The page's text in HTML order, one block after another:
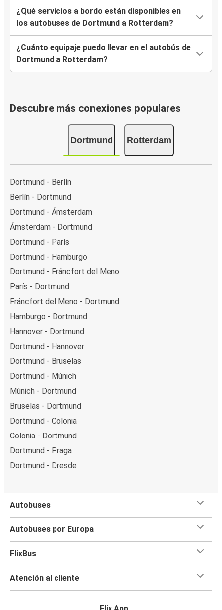
¿Qué servicios a bordo están disponibles en
los autobuses de Dortmund a Rotterdam?
¿Cuánto equipaje puedo llevar en el autobús de
Dortmund a Rotterdam?
Descubre más conexiones populares
Dortmund Rotterdam
Dortmund - Berlín
Berlín - Dortmund
Dortmund - Ámsterdam
Ámsterdam - Dortmund
Dortmund - París
Dortmund - Hamburgo
Dortmund - Fráncfort del Meno
París - Dortmund
Fráncfort del Meno - Dortmund
Hamburgo - Dortmund
Hannover - Dortmund
Dortmund - Hannover
Dortmund - Bruselas
Dortmund - Múnich
Múnich - Dortmund
Bruselas - Dortmund
Dortmund - Colonia
Colonia - Dortmund
Dortmund - Praga
Dortmund - Dresde
Autobuses
Autobuses por Europa
FlixBus
Atención al cliente
Flix App